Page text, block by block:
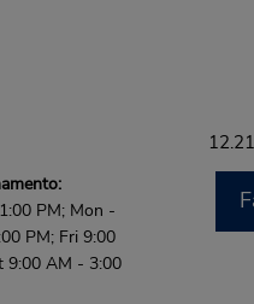
PM; Mon -
PM; Fri 9:00
9:00 AM - 3:00